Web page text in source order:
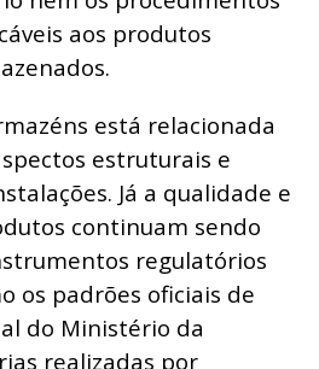
aos produtos
está relacionada
estruturais e
Já a qualidade e
continuam sendo
regulatórios
os padrões oficiais de
do Ministério da
realizadas por